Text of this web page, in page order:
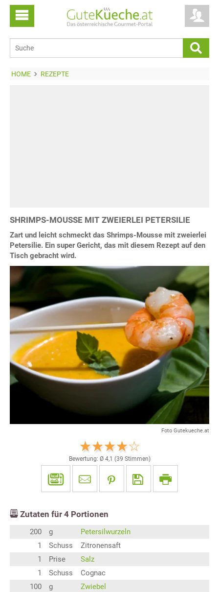
HOME REZEPTE
SHRIMPS-MOUSSE MIT ZWEIERLEI PETERSILIE
Zart und leicht schmeckt das Shrimps-Mousse mit zweierlei
Petersilie. Ein super Gericht, das mit diesem Rezept auf den
Tisch gebracht wird.
Foto Gutekueche.at
Bewertung: Ø 4,1 (39 Stimmen)
Zutaten für 4 Portionen
200 g
Petersilwurzeln
1
Schuss
Zitronensaft
1
Prise
Salz
1
Schuss
Cognac
100
g
Zwiebel